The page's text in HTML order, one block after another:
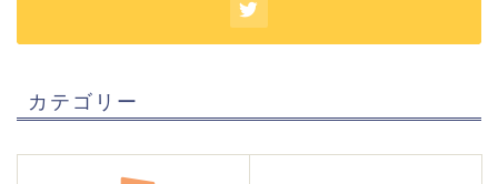
カテゴリー